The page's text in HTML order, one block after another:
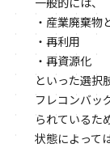
・産業廃棄物
・再利用
・再資源化
といった選択
フレコンバッ
られているた
状態によって